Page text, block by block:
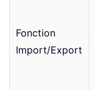
Fonction
Import/Export